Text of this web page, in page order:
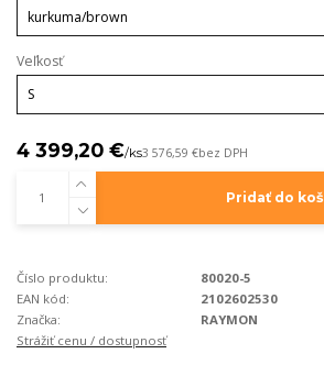
Veľkosť
4 399,20 €/ks3 576,59 €bez DPH
Pridať do
Číslo produktu:
80020-5
EAN kód:
2102602530
Značka:
RAYMON
Strážiť cenu / dostupnosť